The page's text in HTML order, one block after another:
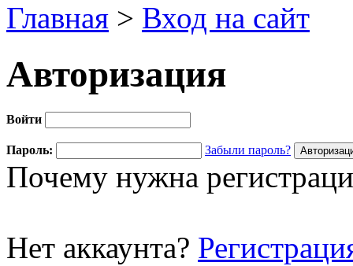
Главная > Вход на сайт
Авторизация
Войти
Пароль: Забыли пароль?
Почему нужна
Нет аккаунта?